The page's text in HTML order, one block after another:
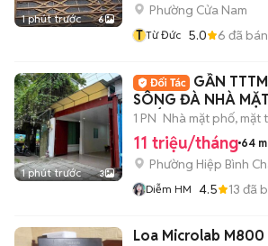
1 phút trước 6
Phường Cửa Nam
T Từ Đức 5.0 6 đã bán
1 phút trước 3
GẦN
SÔNG ĐÀ NHÀ
SUỐT +
1 PN Nhà mặt phố, mặt
11 triệu/tháng 64
Phường Hiệp Bình
Diễm HM 4.5 13 đã
Loa Microlab